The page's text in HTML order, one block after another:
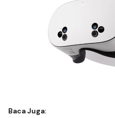
Baca Juga: